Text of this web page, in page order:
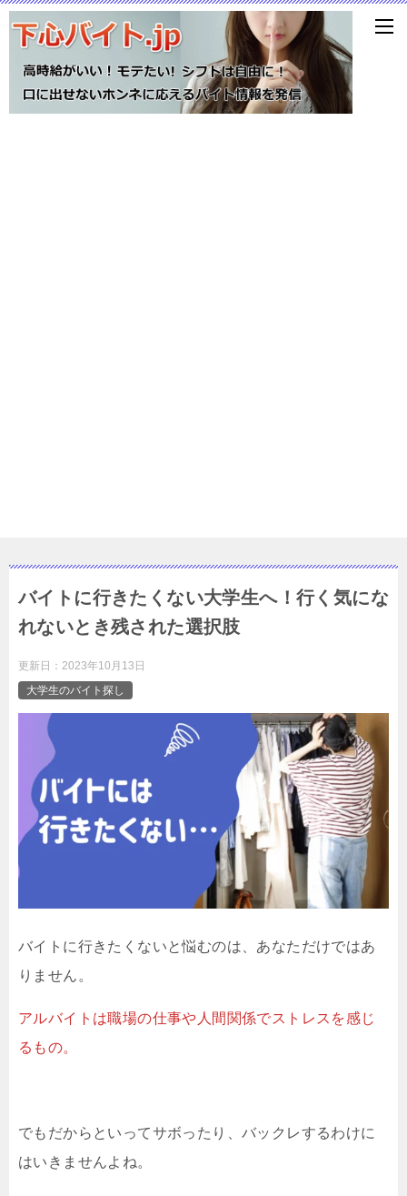
バイトに行きたくない大学生へ！行く気にな
れないとき残された選択肢
更新日： 2023年10月13日
大学生のバイト探し
バイトに行きたくないと悩むのは、あなただけではあ
りません。
アルバイトは職場の仕事や人間関係でストレスを感じ
るもの。
でもだからといってサボったり、バックレするわけに
はいきませんよね。